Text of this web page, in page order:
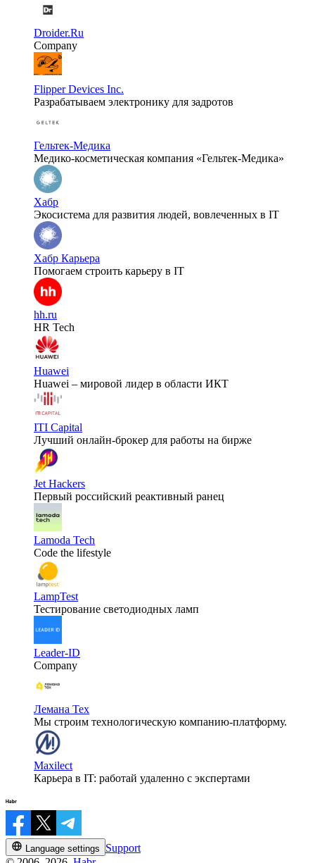
Droider.Ru
Company
Flipper Devices Inc.
Разрабатываем электронику для задротов
Гельтек-Медика
Медико-косметическая компания «Гельтек-Медика»
Хабр
Экосистема для развития людей, вовлеченных в IT
Хабр Карьера
Помогаем строить карьеру в IT
hh.ru
HR Tech
Huawei
Huawei – мировой лидер в области ИКТ
ITI Capital
Лучший онлайн-брокер для работы на бирже
Jet Hackers
Первый российский реактивный ранец
Lamoda Tech
Code the lifestyle
LampTest
Тестирование светодиодных ламп
Leader-ID
Company
Лемана Тех
Мы строим технологическую компанию-платформу.
Maxilect
Карьера в IT: работай удаленно с экспертами
Language settings
Support